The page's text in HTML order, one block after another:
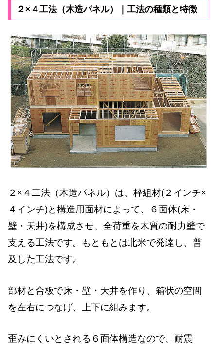
２×４工法（木造パネル）｜工法の種類と特徴
２×４工法（木造パネル）は、枠組材(２インチ×
４インチ)と構造用面材によって、６面体(床・
壁・天井)を構成させ、全荷重を木質の耐力壁で
支える工法です。もともとは北米で発達し、普
及した工法です。
部材と合板で床・壁・天井を作り、箱状の空間
を左右につなげ、上下に組みます。
歪みにくいとされる６面体構造なので、耐震